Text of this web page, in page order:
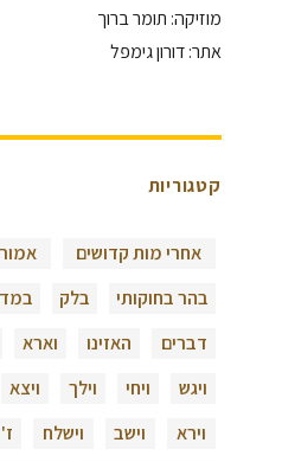
מוזיקה: תומר ברוך
אתר: דורון גימפל
קטגוריות
אחרי מות קדושים אמור
בהר בחוקותי
בלק
דברים
האזינו וארא
ויגש
ויחי וילך ויצא
וירא
וישב וישלח